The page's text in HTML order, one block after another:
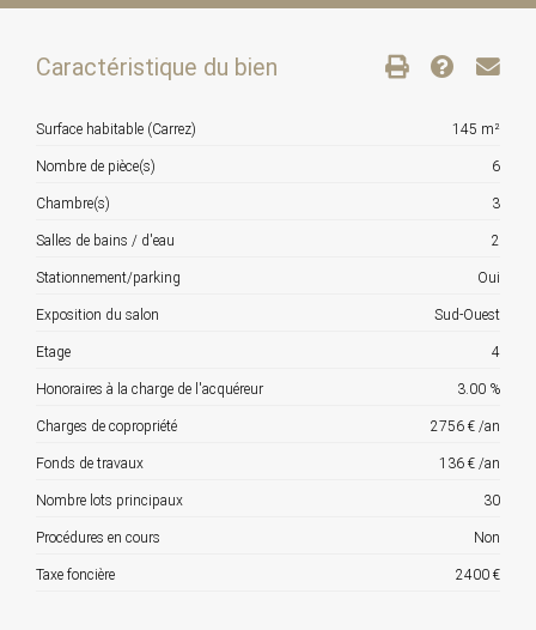
Caractéristique du bien
Surface habitable (Carrez) 145 m²
Nombre de pièce(s) 6
Chambre(s) 3
Salles de bains / d'eau 2
Stationnement/parking Oui
Exposition du salon Sud-Ouest
Etage 4
Honoraires à la charge de l'acquéreur 3.00 %
Charges de copropriété 2756 € /an
Fonds de travaux 136 € /an
Nombre lots principaux 30
Procédures en cours Non
Taxe foncière 2400 €